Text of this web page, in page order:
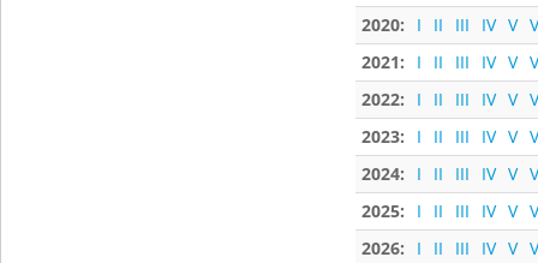
2020:
I II III IV V
2021:
I II III IV V
2022:
I II III IV V
2023:
I II III IV V
2024:
I II III IV V
2025:
I II III IV V
2026:
I II III IV V